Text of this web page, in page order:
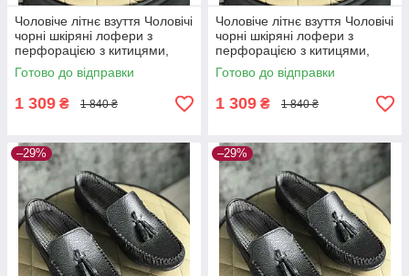
Чоловіче літнє взуття Чоловічі
чорні шкіряні лофери з
перфорацією з китицями,
Туреччина 44
Готово до відправки
1 309 ₴ 1 840 ₴
Чоловіче літнє взуття Чоловічі
чорні шкіряні лофери з
перфорацією з китицями,
Туреччина 43
Готово до відправки
1 309 ₴ 1 840 ₴
–29% –29%